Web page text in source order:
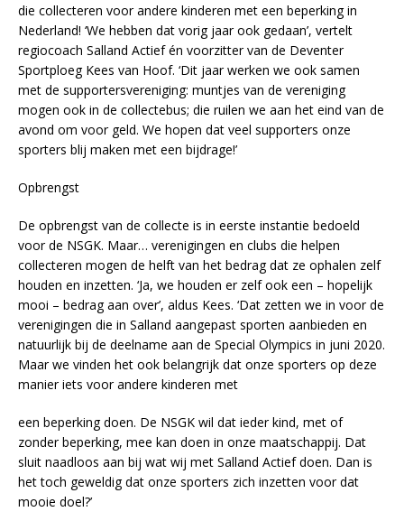
die collecteren voor andere kinderen met een beperking in
Nederland! ‘We hebben dat vorig jaar ook gedaan’, vertelt
regiocoach Salland Actief én voorzitter van de Deventer
Sportploeg Kees van Hoof. ‘Dit jaar werken we ook samen
met de supportersvereniging: muntjes van de vereniging
mogen ook in de collectebus; die ruilen we aan het eind van de
avond om voor geld. We hopen dat veel supporters onze
sporters blij maken met een bijdrage!’
Opbrengst
De opbrengst van de collecte is in eerste instantie bedoeld
voor de NSGK. Maar… verenigingen en clubs die helpen
collecteren mogen de helft van het bedrag dat ze ophalen zelf
houden en inzetten. ‘Ja, we houden er zelf ook een – hopelijk
mooi – bedrag aan over’, aldus Kees. ‘Dat zetten we in voor de
verenigingen die in Salland aangepast sporten aanbieden en
natuurlijk bij de deelname aan de Special Olympics in juni 2020.
Maar we vinden het ook belangrijk dat onze sporters op deze
manier iets voor andere kinderen met
een beperking doen. De NSGK wil dat ieder kind, met of
zonder beperking, mee kan doen in onze maatschappij. Dat
sluit naadloos aan bij wat wij met Salland Actief doen. Dan is
het toch geweldig dat onze sporters zich inzetten voor dat
mooie doel?’